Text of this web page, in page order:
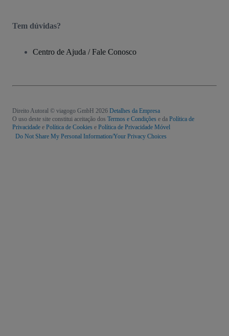
Tem dúvidas?
Centro de Ajuda / Fale Conosco
Direito Autoral © viagogo GmbH 2026 Detalhes da Empresa
O uso deste site constitui aceitação dos Termos e Condições e da Política de
Privacidade e Política de Cookies e Política de Privacidade Móvel
Do Not Share My Personal Information/Your Privacy Choices